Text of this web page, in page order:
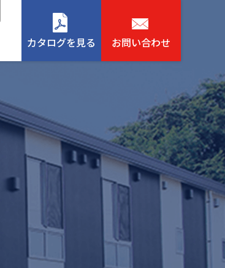
カタログを見る お問い合わせ